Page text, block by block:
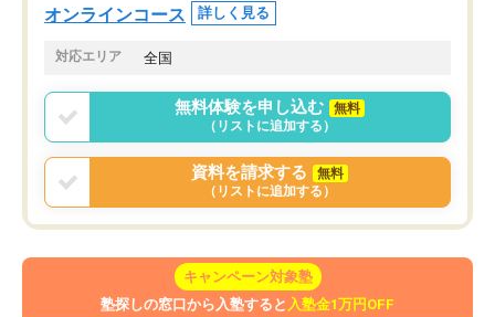
意識が変わったことが、目標校への合
オンラインコース 詳しく見る
対応エリア 全国
無料体験を申し込む
無料
（リストに追加する）
資料を請求する
無料
（リストに追加する）
キャンペーン対象塾
塾探しの窓口から入塾すると 入塾金1万円OFF